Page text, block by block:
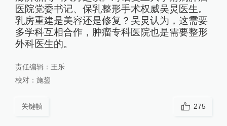
医院党委书记、保乳整形手术权威吴炅医生。
乳房重建是美容还是修复？吴炅认为，这需要
多学科互相合作，肿瘤专科医院也是需要整形
外科医生的。
责任编辑： 王乐
校对： 施鋆
关键帧 275